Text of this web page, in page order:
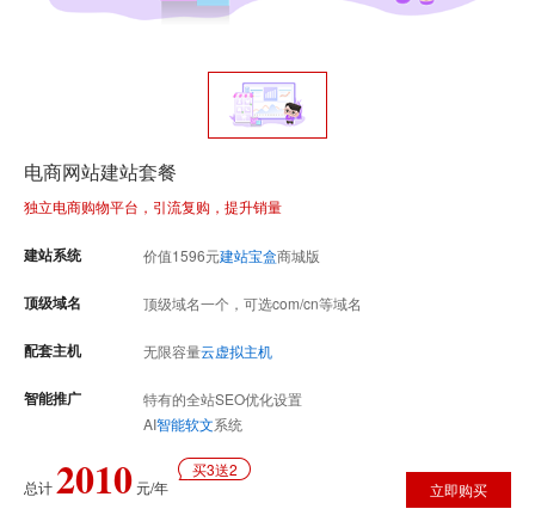
电商网站建站套餐
独立电商购物平台，引流复购，提升销量
建站系统 价值1596元建站宝盒商城版
顶级域名 顶级域名一个，可选com/cn等域名
配套主机 无限容量云虚拟主机
智能推广
特有的全站SEO优化设置
AI智能软文系统
总计2010元/年
买3送2
立即购买